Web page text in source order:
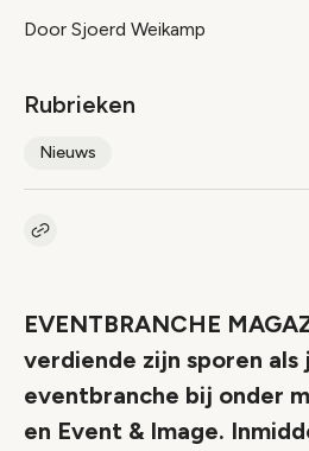
Door Sjoerd Weikamp
Rubrieken
Nieuws
Kopieer link naar artikel
EVENTBRANCHE
verdiende zijn sporen als
eventbranche bij onder
en Event & Image.